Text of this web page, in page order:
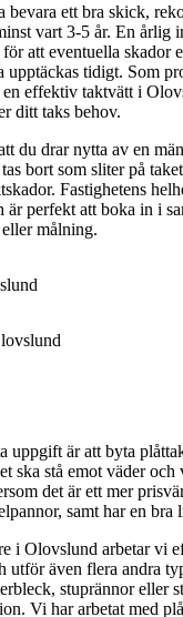
bevara ett bra skick,
vart 3-5 år. En årlig
att eventuella skador
upptäckas tidigt. Som
effektiv taktvätt i
ditt taks behov.
du drar nytta av en
bort som sliter på
Fastighetens
är perfekt att boka in i
målning.
uppgift är att byta
ska stå emot väder
det är ett mer
samt har en bra
i Olovslund arbetar vi
utför även flera andra
stuprännor eller
Vi har arbetat med